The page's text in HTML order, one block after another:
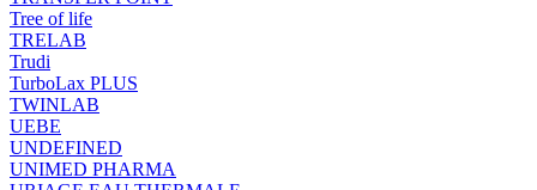
Tree of life
TRELAB
Trudi
TurboLax PLUS
TWINLAB
UEBE
UNDEFINED
UNIMED PHARMA